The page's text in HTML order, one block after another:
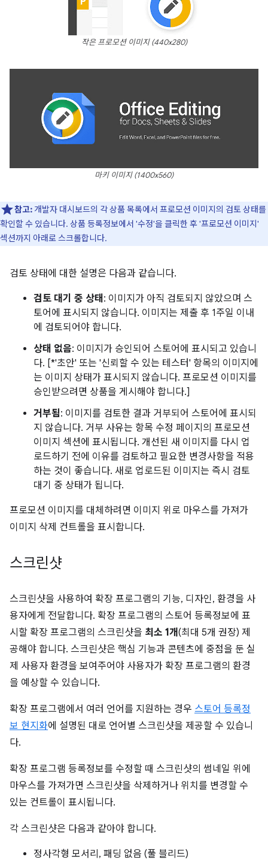
작은 프로모션 이미지 (440x280)
마키 이미지 (1400x560)
참고: 개발자 대시보드의 각 상품 목록에서 프로모션 이미지의 검토 상태를
확인할 수 있습니다. 상품 등록정보에서 '수정'을 클릭한 후 '프로모션 이미지'
섹션까지 아래로 스크롤합니다.
검토 상태에 대한 설명은 다음과 같습니다.
검토 대기 중 상태 : 이미지가 아직 검토되지 않았으며 스
토어에 표시되지 않습니다. 이미지는 제출 후 1주일 이내
에 검토되어야 합니다.
상태 없음: 이미지가 승인되어 스토어에 표시되고 있습니
다. [*'초안' 또는 '신뢰할 수 있는 테스터' 항목의 이미지에
는 이미지 상태가 표시되지 않습니다. 프로모션 이미지를
승인받으려면 상품을 게시해야 합니다.]
거부됨: 이미지를 검토한 결과 거부되어 스토어에 표시되
지 않습니다. 거부 사유는 항목 수정 페이지의 프로모션
이미지 섹션에 표시됩니다. 개선된 새 이미지를 다시 업
로드하기 전에 이유를 검토하고 필요한 변경사항을 적용
하는 것이 좋습니다. 새로 업로드된 이미지는 즉시 검토
대기 중 상태가 됩니다.
프로모션 이미지를 대체하려면 이미지 위로 마우스를 가져가
이미지 삭제 컨트롤을 표시합니다.
스크린샷
스크린샷을 사용하여 확장 프로그램의 기능, 디자인, 환경을 사
용자에게 전달합니다. 확장 프로그램의 스토어 등록정보에 표
시할 확장 프로그램의 스크린샷을 최소 1개(최대 5개 권장) 제
공해야 합니다. 스크린샷은 핵심 기능과 콘텐츠에 중점을 둔 실
제 사용자 환경을 보여주어야 사용자가 확장 프로그램의 환경
을 예상할 수 있습니다.
확장 프로그램에서 여러 언어를 지원하는 경우 스토어 등록정
보 현지화에 설명된 대로 언어별 스크린샷을 제공할 수 있습니
다.
확장 프로그램 등록정보를 수정할 때 스크린샷의 썸네일 위에
마우스를 가져가면 스크린샷을 삭제하거나 위치를 변경할 수
있는 컨트롤이 표시됩니다.
각 스크린샷은 다음과 같아야 합니다.
정사각형 모서리, 패딩 없음 (풀 블리드)